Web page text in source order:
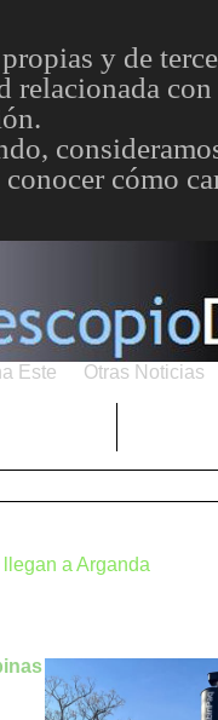
y de
cómo
Este Otras Noticias
a Arganda